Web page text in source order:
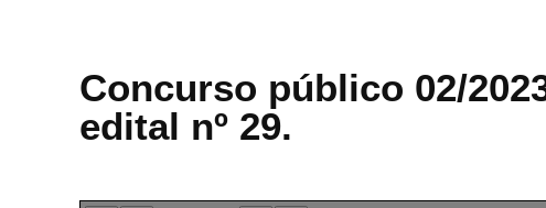
Concurso público 02/
edital nº 29.